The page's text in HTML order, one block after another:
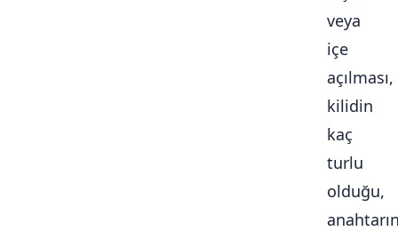
veya
içe
açılması,
kilidin
kaç
turlu
olduğu,